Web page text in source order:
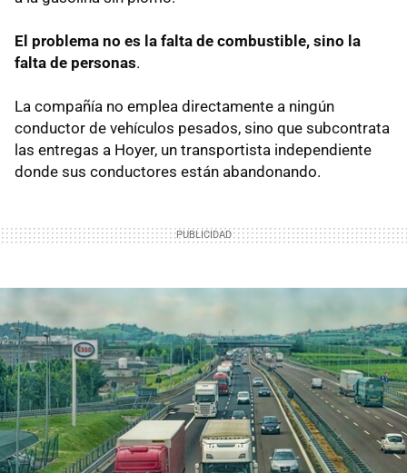
El problema no es la falta de combustible, sino la
falta de personas.
La compañía no emplea directamente a ningún
conductor de vehículos pesados, sino que subcontrata
las entregas a Hoyer, un transportista independiente
donde sus conductores están abandonando.